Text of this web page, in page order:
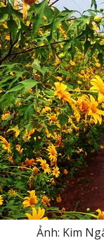
Ảnh: Kim